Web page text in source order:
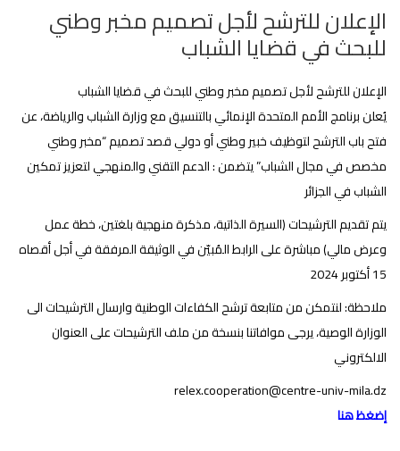
الإعلان للترشح لأجل تصميم مخبر وطني
للبحث في قضايا الشباب
الإعلان للترشح لأجل تصميم مخبر وطني للبحث في قضايا الشباب‎
يُعلن برنامج الأمم المتحدة الإنمائي بالتنسيق مع وزارة الشباب والرياضة، عن
فتح باب الترشح لتوظيف خبير وطني أو دولي قصد تصميم “مخبر وطني
مخصص في مجال الشباب” يتضمن : الدعم التقني والمنهجي لتعزيز تمكين
الشباب في الجزائر
يتم تقديم الترشيحات (السيرة الذاتية، مذكرة منهجية بلغتين، خطة عمل
وعرض مالي) مباشرة على الرابط المُبيّن في الوثيقة المرفقة في أجل أقصاه
15 أكتوبر 2024
ملاحظة: لنتمكن من متابعة ترشح الكفاءات الوطنية وارسال الترشيحات الى
الوزارة الوصية، يرجى موافاتنا بنسخة من ملف الترشيحات على العنوان
الالكتروني
relex.cooperation@centre-univ-mila.dz
إضغظ هنا